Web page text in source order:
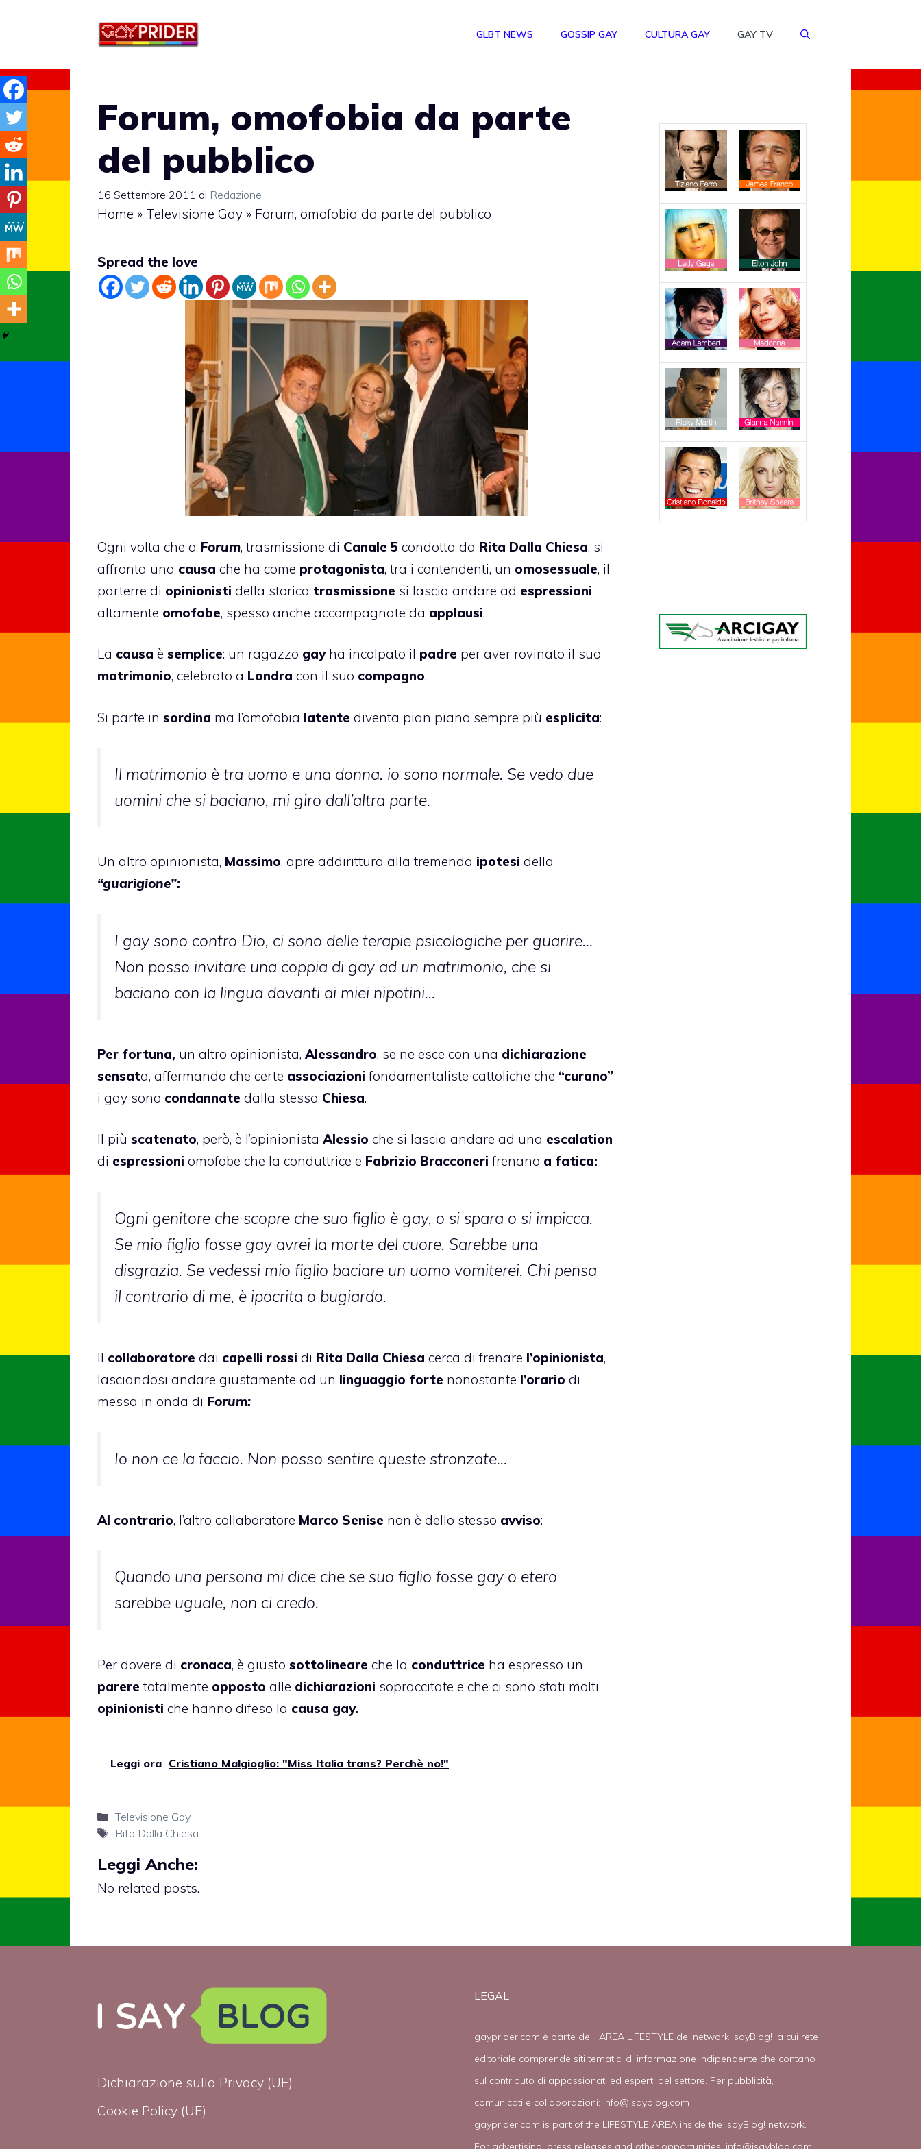
GLBT NEWS GOSSIP GAY CULTURA GAY GAY TV
Forum, omofobia da parte
del pubblico
16 Settembre 2011 di Redazione
Home » Televisione Gay » Forum, omofobia da parte del pubblico
Spread the love
Ogni volta che a Forum, trasmissione di Canale 5 condotta da Rita Dalla Chiesa, si
affronta una causa che ha come protagonista, tra i contendenti, un omosessuale, il
parterre di opinionisti della storica trasmissione si lascia andare ad espressioni
altamente omofobe, spesso anche accompagnate da applausi.
La causa è semplice: un ragazzo gayha incolpato il padre per aver rovinato il suo
matrimonio, celebrato a Londra con il suo compagno.
Si parte in sordina ma l’omofobia latente diventa pian piano sempre più esplicita:
Il matrimonio è tra uomo e una donna. io sono normale. Se vedo due
uomini che si baciano, mi giro dall’altra parte.
Un altro opinionista, Massimo, apre addirittura alla tremenda ipotesi della
“guarigione”:
I gay sono contro Dio, ci sono delle terapie psicologiche per guarire…
Non posso invitare una coppia di gay ad un matrimonio, che si
baciano con la lingua davanti ai miei nipotini…
Per fortuna, un altro opinionista, Alessandro, se ne esce con una dichiarazione
sensata, affermando che certe associazioni fondamentaliste cattoliche che “curano”
i gay sono condannate dalla stessa Chiesa.
Il più scatenato, però, è l’opinionista Alessio che si lascia andare ad una escalation
di espressioni omofobe che la conduttrice e Fabrizio Bracconeri frenano a fatica:
Ogni genitore che scopre che suo figlio è gay, o si spara o si impicca.
Se mio figlio fosse gay avrei la morte del cuore. Sarebbe una
disgrazia. Se vedessi mio figlio baciare un uomo vomiterei. Chi pensa
il contrario di me, è ipocrita o bugiardo.
Il collaboratore dai capelli rossi di Rita Dalla Chiesa cerca di frenare l’opinionista,
lasciandosi andare giustamente ad un linguaggio forte nonostante l’orario di
messa in onda di Forum:
Io non ce la faccio. Non posso sentire queste stronzate…
Al contrario, l’altro collaboratore Marco Senise non è dello stesso avviso:
Quando una persona mi dice che se suo figlio fosse gay o etero
sarebbe uguale, non ci credo.
Per dovere di cronaca, è giusto sottolineare che la conduttrice ha espresso un
parere totalmente opposto alle dichiarazioni sopraccitate e che ci sono stati molti
opinionisti che hanno difeso la causa gay.
Leggi ora Cristiano Malgioglio: "Miss Italia trans? Perchè no!"
Categorie
Televisione Gay
Tag
Rita Dalla Chiesa
Leggi Anche:
No related posts.
Dichiarazione sulla Privacy (UE)
Cookie Policy (UE)
LEGAL
gayprider.com è parte dell' AREA LIFESTYLE del network IsayBlog! la cui rete
editoriale comprende siti tematici di informazione indipendente che contano
sul contributo di appassionati ed esperti del settore. Per pubblicità,
comunicati e collaborazioni: info@isayblog.com
gayprider.com is part of the LIFESTYLE AREA inside the IsayBlog! network.
For advertising, press releases and other opportunities: info@isayblog.com